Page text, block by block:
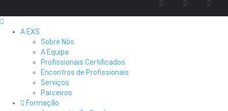
A EXS
Sobre Nós
A Equipa
Profissionais Certificados
Encontros de Profissionais
Serviços
Parceiros
Formação